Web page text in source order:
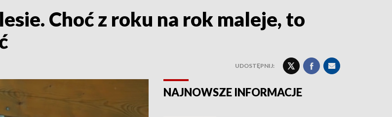
Choć z roku na rok maleje, to
UDOSTĘPNIJ:
NAJNOWSZE INFORMACJE